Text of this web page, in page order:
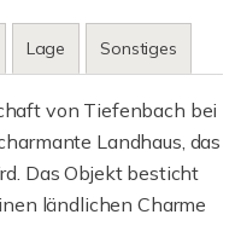
Lage Sonstiges
von Tiefenbach bei
Landhaus, das
Das Objekt besticht
ländlichen Charme